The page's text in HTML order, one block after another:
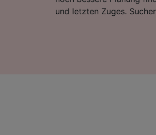
und letzten Zuges.